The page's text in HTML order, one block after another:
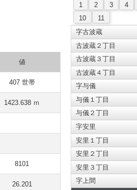
値
407 世帯
1423.638 ｍ
8101
26.201
1 2 3 4
10
11
字古波蔵
古波蔵２丁目
古波蔵３丁目
古波蔵４丁目
字与儀
与儀１丁目
与儀２丁目
字安里
安里１丁目
安里２丁目
安里３丁目
字上間